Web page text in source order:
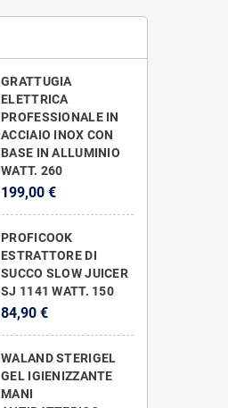
GRATTUGIA
ELETTRICA
PROFESSIONALE IN
ACCIAIO INOX CON
BASE IN ALLUMINIO
WATT. 260
199,00 €
PROFICOOK
ESTRATTORE DI
SUCCO SLOW JUICER
SJ 1141 WATT. 150
84,90 €
WALAND STERIGEL
GEL IGIENIZZANTE
MANI